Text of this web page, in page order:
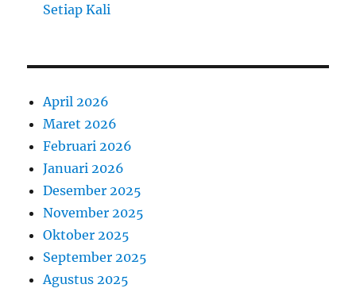
Setiap Kali
April 2026
Maret 2026
Februari 2026
Januari 2026
Desember 2025
November 2025
Oktober 2025
September 2025
Agustus 2025